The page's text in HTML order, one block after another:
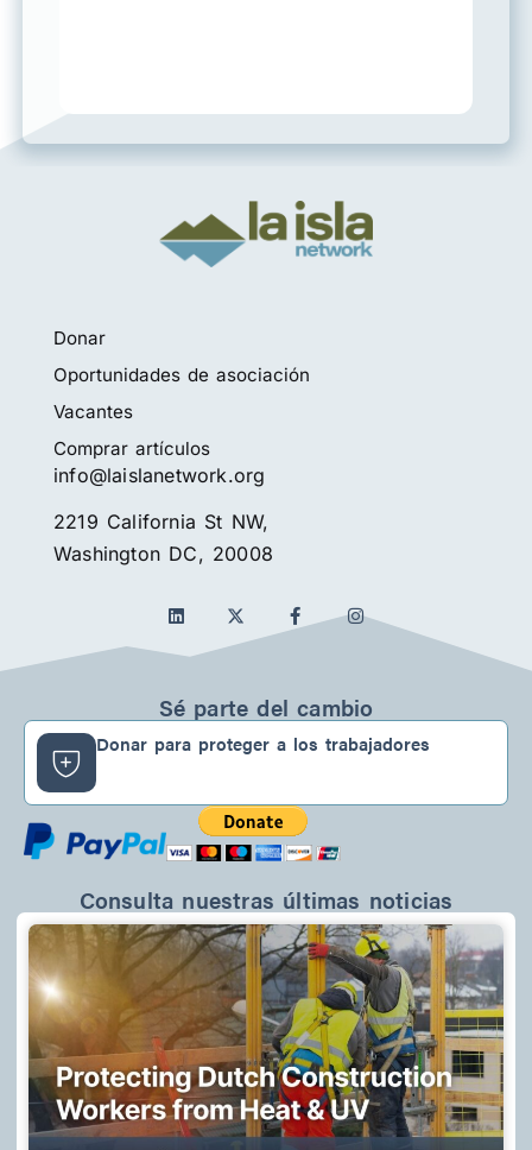
Donar
Oportunidades de asociación
Vacantes
Comprar artículos
info@laislanetwork.org
2219 California St NW,
Washington DC, 20008
L
i
n
k
d
I
n
f
a
o
o
k
-
I
n
g
r
a
m
Sé parte del cambio
Donar para proteger a los trabajadores
Consulta nuestras últimas noticias